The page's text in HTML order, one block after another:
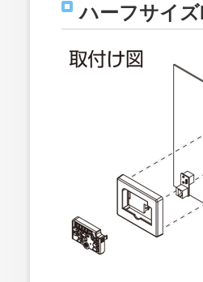
ハーフサイ